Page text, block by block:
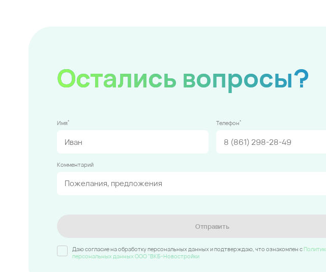
Остались вопросы?
Имя* Телефон*
Комментарий
Отправить
Даю согласие на обработку персональных данных и подтверждаю, что ознакомлен c
персональных данных ООО "ВКБ-Новостройки